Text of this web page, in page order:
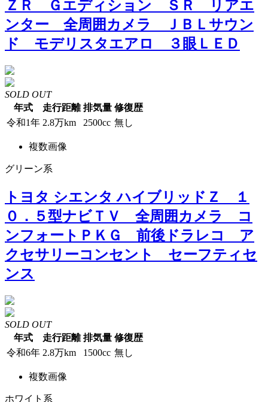
ＺＲ Ｇエディション ＳＲ リアエ
ンター 全周囲カメラ ＪＢＬサウン
ド モデリスタエアロ ３眼ＬＥＤ
SOLD OUT
年式
走行距離 排気量 修復歴
令和1年 2.8万km 2500cc 無し
複数画像
グリーン系
トヨタ シエンタ ハイブリッドＺ １
０．５型ナビＴＶ 全周囲カメラ コ
ンフォートＰＫＧ 前後ドラレコ ア
クセサリーコンセント セーフティセ
ンス
SOLD OUT
年式
走行距離 排気量 修復歴
令和6年 2.8万km 1500cc 無し
複数画像
ホワイト系